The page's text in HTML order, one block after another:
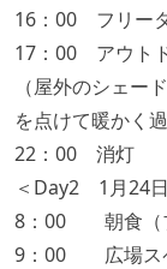
16：00 フリー
17：00 アウト
（屋外のシェー
を点けて暖かく
22：00 消灯
＜Day2 1月24
8：00 朝食（ブ
9：00 広場ス